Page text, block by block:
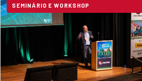
SEMINÁRIO E WORKSHOP